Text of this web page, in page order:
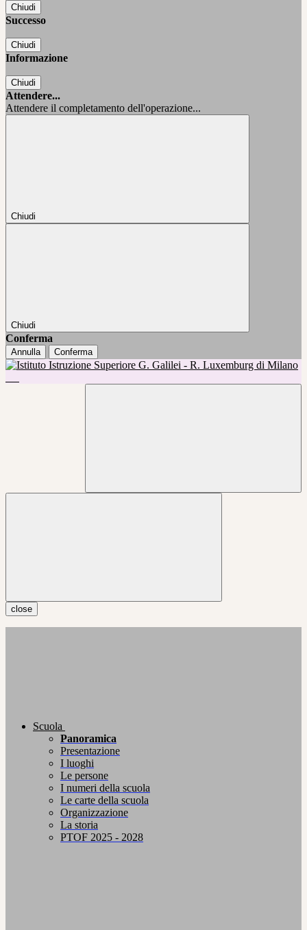
Chiudi
Successo
Chiudi
Informazione
Chiudi
Attendere...
Attendere il completamento dell'operazione...
Chiudi
Chiudi
Conferma
Annulla Conferma
close
Scuola
Panoramica
Presentazione
I luoghi
Le persone
I numeri della scuola
Le carte della scuola
Organizzazione
La storia
PTOF 2025 - 2028